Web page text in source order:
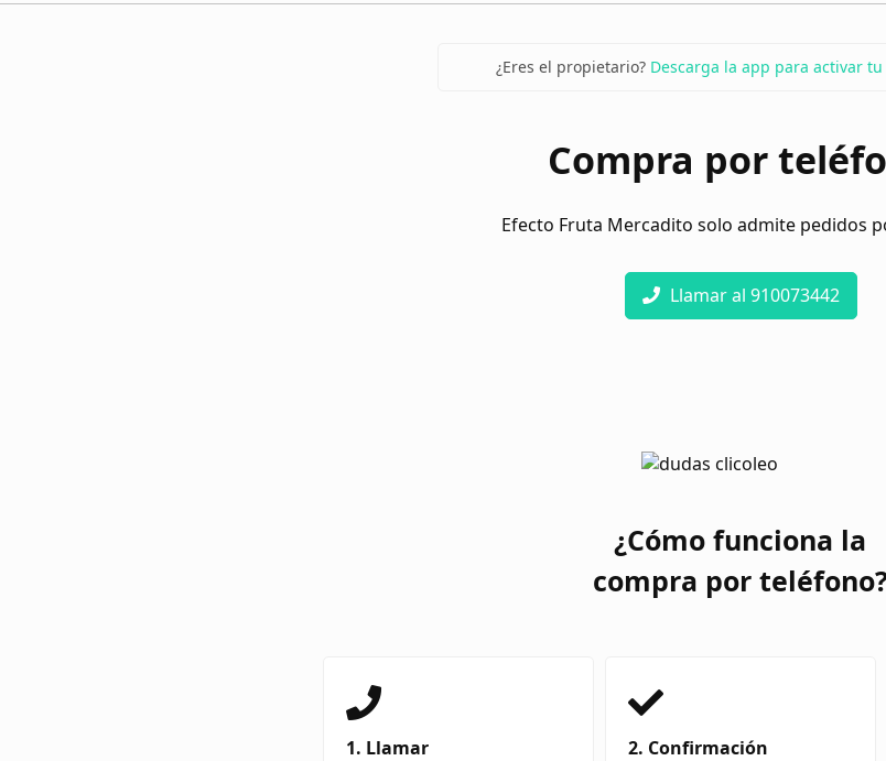
¿Eres el propietario? Descarga la app para activar
Compra por
Efecto Fruta Mercadito solo admite pedidos
Llamar al 910073442
¿Cómo funciona la
compra por
1. Llamar 2. Confirmación